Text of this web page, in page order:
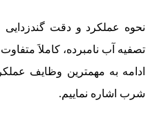
نحوه عملکرد و دقت گندزدایی
تصفیه آب نامبرده، کاملاَ
ادامه به مهمترین وظایف
شرب اشاره نماییم.